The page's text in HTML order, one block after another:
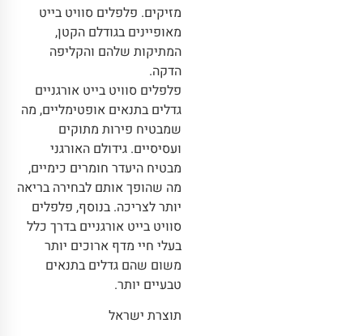
מזיקים. פלפלים סוויט בייט
מאופיינים בגודלם הקטן,
המתיקות שלהם והקליפה
הדקה.
פלפלים סוויט בייט אורגניים
גדלים בתנאים אופטימליים, מה
שמבטיח פירות מתוקים
ועסיסיים. גידולם האורגני
מבטיח היעדר חומרים כימיים,
מה שהופך אותם לבחירה בריאה
יותר לצריכה. בנוסף, פלפלים
סוויט בייט אורגניים בדרך כלל
בעלי חיי מדף ארוכים יותר
משום שהם גדלים בתנאים
טבעיים יותר.
תוצרת ישראל